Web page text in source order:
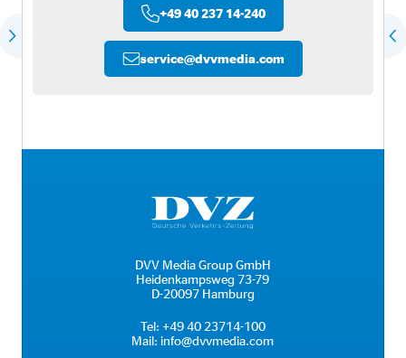
+49 40 237 14-240
service@dvvmedia.com
DVV Media Group GmbH
Heidenkampsweg 73-79
D-20097 Hamburg
Tel: +49 40 23714-100
Mail: info@dvvmedia.com